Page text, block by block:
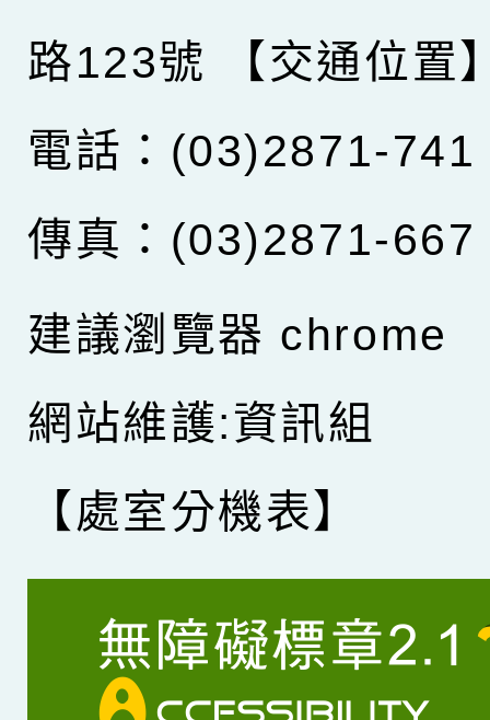
路123號
【交通位置
電話：(03)2871-741
傳真：(03)2871-667
建議瀏覽器 chrome
網站維護:資訊組
【處室分機表】